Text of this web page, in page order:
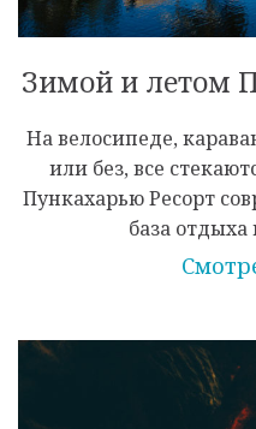
Зимой и летом
На велосипеде,
или без, все
Пункахарью Ресорт
база